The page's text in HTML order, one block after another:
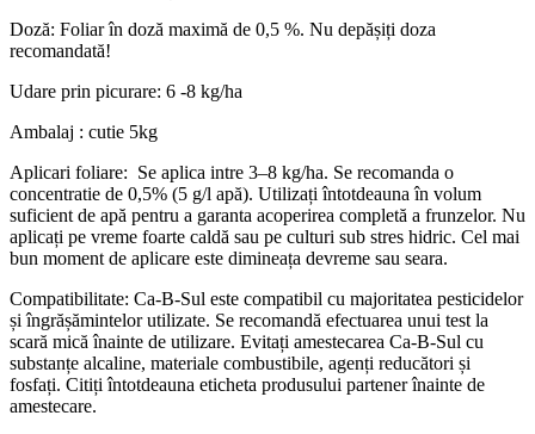
Doză: Foliar în doză maximă de 0,5 %. Nu depășiți doza
recomandată!
Udare prin picurare: 6 -8 kg/ha
Ambalaj : cutie 5kg
Aplicari foliare: Se aplica intre 3–8 kg/ha. Se recomanda o
concentratie de 0,5% (5 g/l apă). Utilizați întotdeauna în volum
suficient de apă pentru a garanta acoperirea completă a frunzelor. Nu
aplicați pe vreme foarte caldă sau pe culturi sub stres hidric. Cel mai
bun moment de aplicare este dimineața devreme sau seara.
Compatibilitate: Ca-B-Sul este compatibil cu majoritatea pesticidelor
și îngrășămintelor utilizate. Se recomandă efectuarea unui test la
scară mică înainte de utilizare. Evitați amestecarea Ca-B-Sul cu
substanțe alcaline, materiale combustibile, agenți reducători și
fosfați. Citiți întotdeauna eticheta produsului partener înainte de
amestecare.